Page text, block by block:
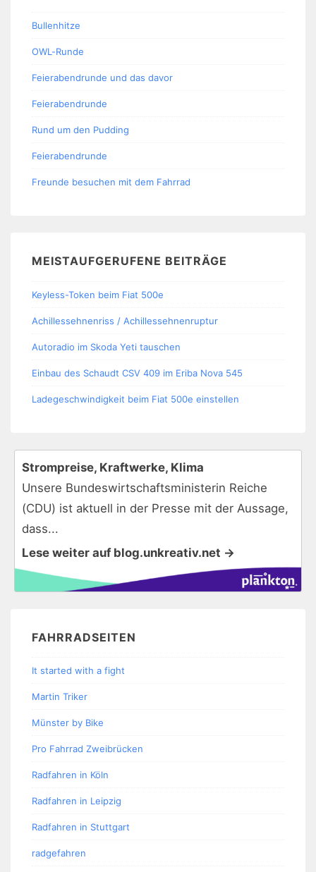
Bullenhitze
OWL-Runde
Feierabendrunde und das davor
Feierabendrunde
Rund um den Pudding
Feierabendrunde
Freunde besuchen mit dem Fahrrad
MEISTAUFGERUFENE BEITRÄGE
Keyless-Token beim Fiat 500e
Achillessehnenriss / Achillessehnenruptur
Autoradio im Skoda Yeti tauschen
Einbau des Schaudt CSV 409 im Eriba Nova 545
Ladegeschwindigkeit beim Fiat 500e einstellen
Strompreise, Kraftwerke, Klima
Unsere Bundeswirtschaftsministerin Reiche
(CDU) ist aktuell in der Presse mit der Aussage,
dass...
Lese weiter auf blog.unkreativ.net →
FAHRRADSEITEN
It started with a fight
Martin Triker
Münster by Bike
Pro Fahrrad Zweibrücken
Radfahren in Köln
Radfahren in Leipzig
Radfahren in Stuttgart
radgefahren